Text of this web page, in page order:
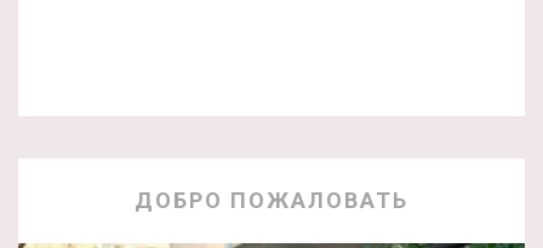
ДОБРО ПОЖАЛОВАТЬ